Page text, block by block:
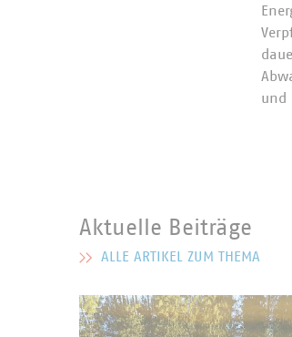
und
Aktuelle Beiträge
MEHR ZU AKTUELLE BEITRÄGE
ALLE ARTIKEL ZUM THEMA